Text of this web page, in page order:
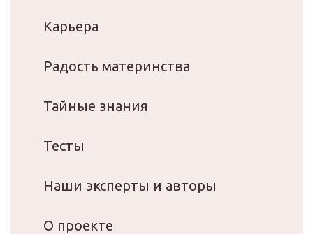
Карьера
Радость материнства
Тайные знания
Тесты
Наши эксперты и авторы
О проекте